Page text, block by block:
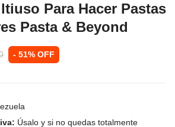
Para Hacer Pastas
Pasta & Beyond
- 51% OFF
Úsalo y si no quedas totalmente